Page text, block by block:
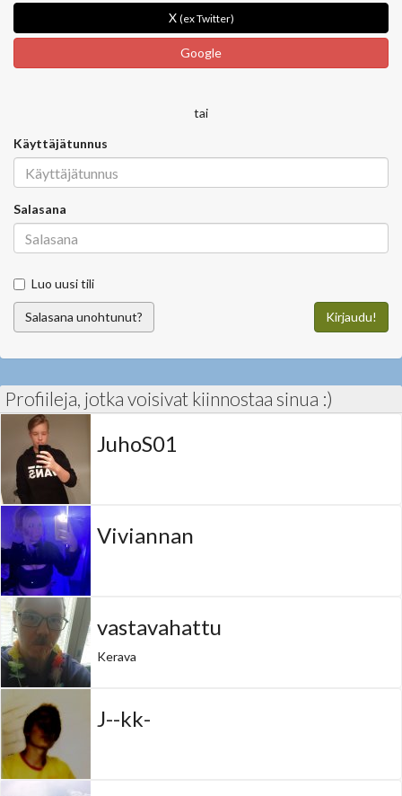
X (ex Twitter)
Google
tai
Käyttäjätunnus
Salasana
Luo uusi tili
Salasana unohtunut? Kirjaudu!
Profiileja, jotka voisivat kiinnostaa sinua :)
JuhoS01
Viviannan
vastavahattu
Kerava
J--kk-